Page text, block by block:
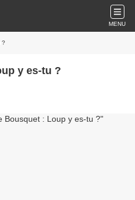
MENU
?
y es-tu ?